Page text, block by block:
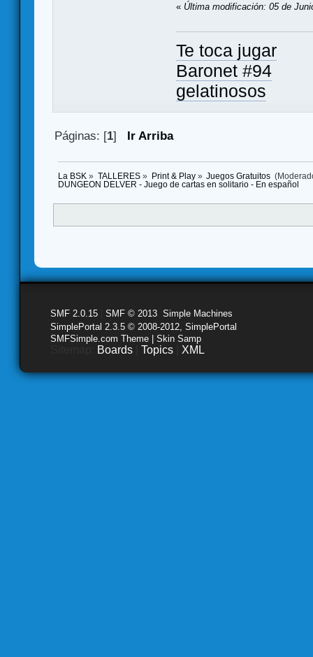
« Última modificación: 05 de
Te toca jugar
Baronet #94
gelatinosos
Páginas: [1] Ir Arriba
La BSK » TALLERES» Print & Play» Juegos Gratuitos
DUNGEON DELVER - Juego de cartas en solitario - En español
SMF 2.0.15 SMF © 2013 Simple Machines
SimplePortal 2.3.5 © 2008-2012, SimplePortal
SMFSimple.com Theme | Skin Samp
Boards Topics XML